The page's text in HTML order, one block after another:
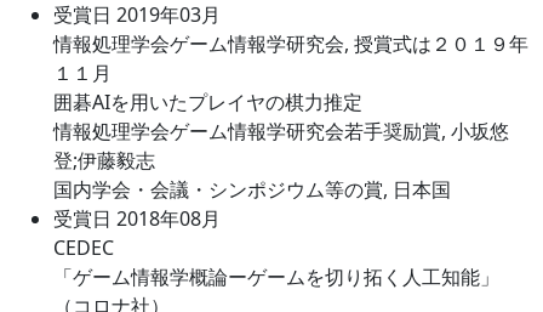
受賞日 2019年03月
情報処理学会ゲーム情報学研究会, 授賞式は２０１９年
１１月
囲碁AIを用いたプレイヤの棋力推定
情報処理学会ゲーム情報学研究会若手奨励賞, 小坂悠
登;伊藤毅志
国内学会・会議・シンポジウム等の賞, 日本国
受賞日 2018年08月
CEDEC
「ゲーム情報学概論ーゲームを切り拓く人工知能」
（コロナ社）